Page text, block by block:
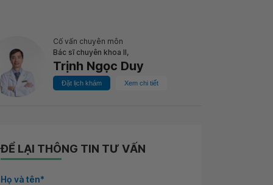
Cố vấn chuyên môn
Bác sĩ chuyên khoa II,
Trịnh Ngọc Duy
Đặt lịch khám Xem chi tiết
ĐỂ LẠI THÔNG TIN TƯ VẤN
Họ và tên*